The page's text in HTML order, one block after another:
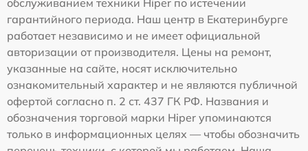
гарантийного периода. Наш центр в Екатеринбурге
работает независимо и не имеет официальной
авторизации от производителя. Цены на ремонт,
указанные на сайте, носят исключительно
ознакомительный характер и не являются публичной
офертой согласно п. 2 ст. 437 ГК РФ. Названия и
обозначения торговой марки Hiper упоминаются
только в информационных целях — чтобы обозначить